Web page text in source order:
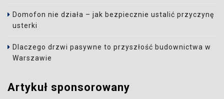
Domofon nie działa – jak bezpiecznie ustalić przyczynę
usterki
Dlaczego drzwi pasywne to przyszłość budownictwa w
Warszawie
Artykuł sponsorowany